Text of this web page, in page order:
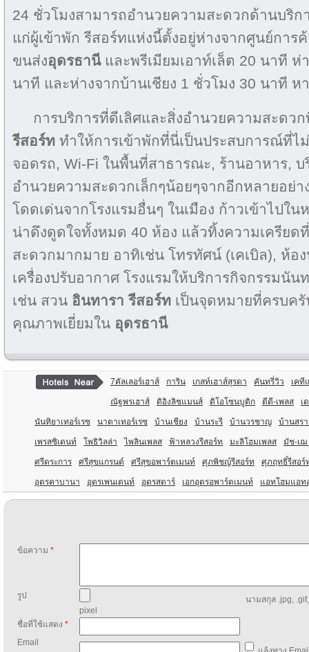
24 ชั่วโมงสามารถอำนวยความสะดวกด้านบริก
แก่ผู้เข้าพัก รีสอร์ทแห่งนี้ตั้งอยู่ห่างจากศูนย์การ
ขนส่งอุดรธานี และพรีเมียมเอาท์เล็ต 20 นาที
นาที และห่างจากบ้านเชียง 1 ชั่​​วโมง 30 นาที ห
การบริการที่ดีเลิศและสิ่งอำนวยความสะดว
รีสอร์ท ทำให้การเข้าพักที่นี่เป็นประสบการณ์ที่
จอดรถ, Wi-Fi ในพื้นที่สาธารณะ, ร้านอาหาร, บ
อำนวยความสะดวกเล็กๆน้อยๆจากอีกหลายอย่
โดดเด่นจากโรงแรมอื่นๆ ในเมือง ก้าวเข้าไปใ
น่าดึงดูดใจทั้งหมด 40 ห้อง แล้วทิ้งความเครียด
สะดวกมากมาย อาทิเช่น โทรทัศน์ (เคเบิล), ห้อ
เครื่องปรับอากาศ โรงแรมให้บริการกิจกรรมนั
เช่น สวน อินทารา รีสอร์ท เป็นจุดหมายที่ครบค
คุณภาพเยี่ยมใน อุดรธานี
7คัลเลอร์เฮาส์ การิน เกสท์เฮาส์สุรดา คันทรี่วิว เคที
ณัฐพรเฮาส์ ดิอิงลิชแมนส์ ดิโอโซนบูติก ดีดี-เพลส เ
นันทิยาเทอร์เรซ นาตาเทอร์เรซ บ้านเชียง บ้านระรี บ้านวรชาญ บ้านสร
เพรสซิเดนท์ โพธิวิลล่า ไพลินเพลส ฟ้าหลวงรีสอร์ท มะลิโฮมเพลส มัช-เ
ศรีตระการ ศรีสุขแกรนด์ ศรีสุขอพาร์ตเมนท์ ศุภพิชญ์รีสอร์ท ศุภฤทธิ์รีสอร์
อุดรคาบานา อุดรเพนเดนท์ อุดรสตาร์ เอกอุดรอพาร์ตเมนท์ แอทโฮมแอท
ข้อความ *
รูป
นามสกุล .jpg,
pixel
ชื่อที่ใช้แสดง *
Email